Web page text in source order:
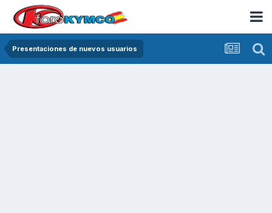
Presentaciones de nuevos usuarios